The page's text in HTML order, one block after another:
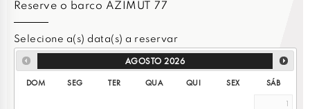
Reserve o barco AZIMUT 77
Selecione a(s) data(s) a reservar
AGOSTO 2026
DOM SEG TER QUA QUI SEX
SÁB
1